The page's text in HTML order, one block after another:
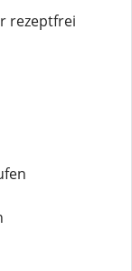
rezeptfrei